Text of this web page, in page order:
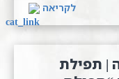
לקריאה
| תפילת